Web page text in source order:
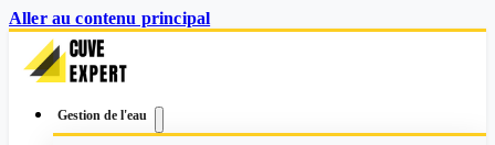
Aller au contenu principal
Gestion de l'eau